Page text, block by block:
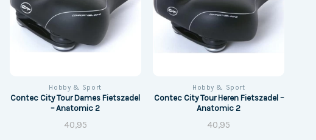
Hobby & Sport
Contec City Tour Dames Fietszadel
– Anatomic 2
40,95
Hobby & Sport
Contec City Tour Heren Fietszadel –
Anatomic 2
40,95